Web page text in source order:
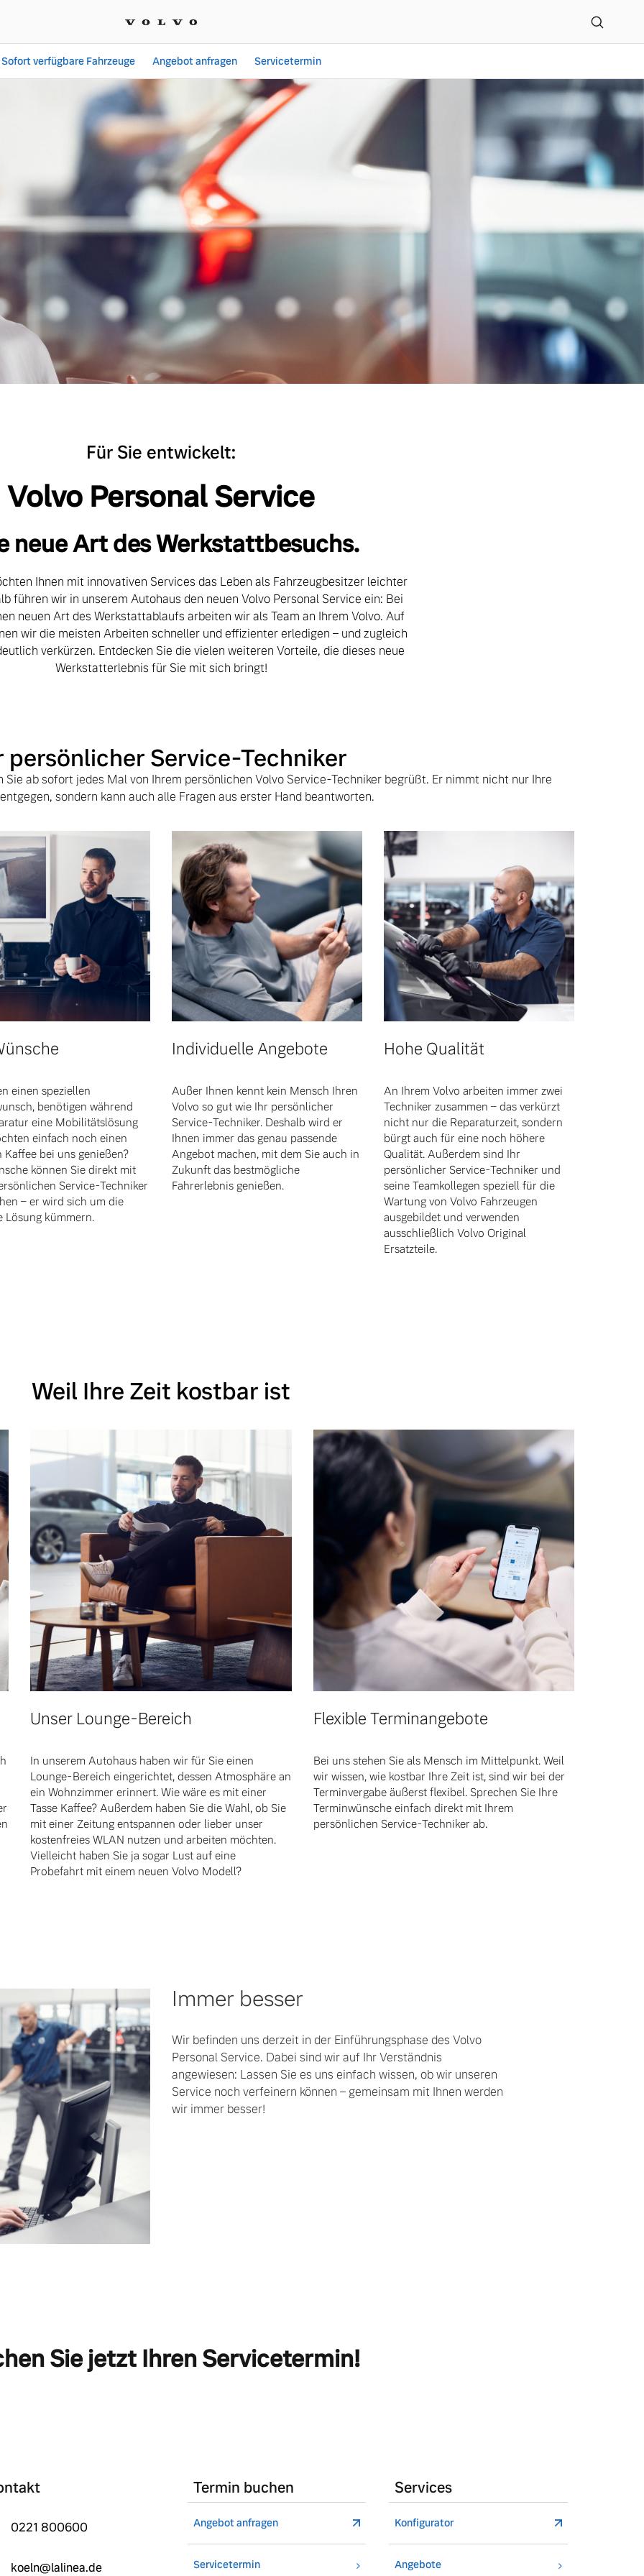
neue Art des Werkstattbesuchs
Sofort verfügbare Fahrzeuge Angebot anfragen Servicetermin
Original Volvo Winter- und Sommer Kompletträder.
Für Sie entwickelt:
Volvo Personal Service
neue Art des Werkstattbesuchs.
Ihnen mit innovativen Services das Leben als Fahrzeugbesitzer leichter
führen wir in unserem Autohaus den neuen Volvo Personal Service ein: Bei
neuen Art des Werkstattablaufs arbeiten wir als Team an Ihrem Volvo. Auf
wir die meisten Arbeiten schneller und effizienter erledigen – und zugleich
verkürzen. Entdecken Sie die vielen weiteren Vorteile, die dieses neue
Werkstatterlebnis für Sie mit sich bringt!
persönlicher Service-Techniker
Sie ab sofort jedes Mal von Ihrem persönlichen Volvo Service-Techniker begrüßt. Er nimmt nicht nur Ihre
sondern kann auch alle Fragen aus erster Hand beantworten.
einen speziellen
benötigen während
eine Mobilitätslösung
einfach noch einen
Kaffee bei uns genießen?
können Sie direkt mit
Service-Techniker
– er wird sich um die
Lösung kümmern.
Individuelle Angebote
Außer Ihnen kennt kein Mensch Ihren
Volvo so gut wie Ihr persönlicher
Service-Techniker. Deshalb wird er
Ihnen immer das genau passende
Angebot machen, mit dem Sie auch in
Zukunft das bestmögliche
Fahrerlebnis genießen.
Hohe Qualität
An Ihrem Volvo arbeiten immer zwei
Techniker zusammen – das verkürzt
nicht nur die Reparaturzeit, sondern
bürgt auch für eine noch höhere
Qualität. Außerdem sind Ihr
persönlicher Service-Techniker und
seine Teamkollegen speziell für die
Wartung von Volvo Fahrzeugen
ausgebildet und verwenden
ausschließlich Volvo Original
Ersatzteile.
Weil Ihre Zeit kostbar ist
Unser Lounge-Bereich
In unserem Autohaus haben wir für Sie einen
Lounge-Bereich eingerichtet, dessen Atmosphäre an
ein Wohnzimmer erinnert. Wie wäre es mit einer
Tasse Kaffee? Außerdem haben Sie die Wahl, ob Sie
mit einer Zeitung entspannen oder lieber unser
kostenfreies WLAN nutzen und arbeiten möchten.
Vielleicht haben Sie ja sogar Lust auf eine
Probefahrt mit einem neuen Volvo Modell?
Flexible Terminangebote
Bei uns stehen Sie als Mensch im Mittelpunkt. Weil
wir wissen, wie kostbar Ihre Zeit ist, sind wir bei der
Terminvergabe äußerst flexibel. Sprechen Sie Ihre
Terminwünsche einfach direkt mit Ihrem
persönlichen Service-Techniker ab.
Immer besser
Wir befinden uns derzeit in der Einführungsphase des Volvo
Personal Service. Dabei sind wir auf Ihr Verständnis
angewiesen: Lassen Sie es uns einfach wissen, ob wir unseren
Service noch verfeinern können – gemeinsam mit Ihnen werden
wir immer besser!
Sie jetzt Ihren Servicetermin!
0221 800600
koeln@lalinea.de
Termin buchen
Angebot anfragen
Servicetermin
Services
Konfigurator
Angebote